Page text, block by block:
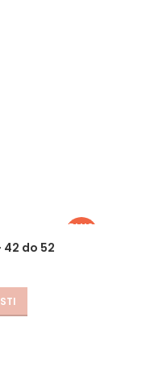
PLUS
do 52